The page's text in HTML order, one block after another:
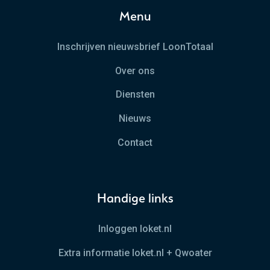
Menu
Inschrijven nieuwsbrief LoonTotaal
Over ons
Diensten
Nieuws
Contact
Handige links
Inloggen loket.nl
Extra informatie loket.nl + Qwoater